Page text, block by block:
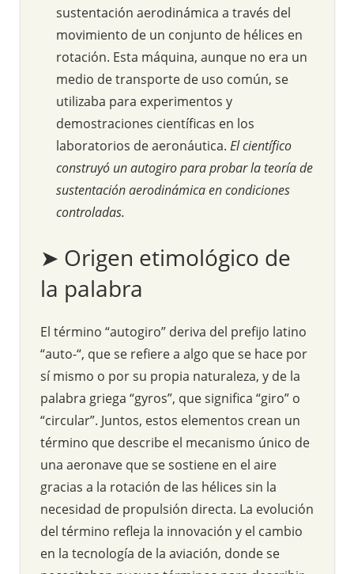
sustentación aerodinámica a través del
movimiento de un conjunto de hélices en
rotación. Esta máquina, aunque no era un
medio de transporte de uso común, se
utilizaba para experimentos y
demostraciones científicas en los
laboratorios de aeronáutica. El científico
construyó un autogiro para probar la teoría de
sustentación aerodinámica en condiciones
controladas.
➤ Origen etimológico de
la palabra
El término “autogiro” deriva del prefijo latino
“auto-“, que se refiere a algo que se hace por
sí mismo o por su propia naturaleza, y de la
palabra griega “gyros”, que significa “giro” o
“circular”. Juntos, estos elementos crean un
término que describe el mecanismo único de
una aeronave que se sostiene en el aire
gracias a la rotación de las hélices sin la
necesidad de propulsión directa. La evolución
del término refleja la innovación y el cambio
en la tecnología de la aviación, donde se